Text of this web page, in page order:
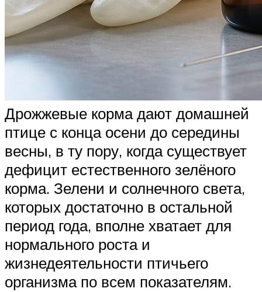
Дрожжевые корма дают домашней
птице с конца осени до середины
весны, в ту пору, когда существует
дефицит естественного зелёного
корма. Зелени и солнечного света,
которых достаточно в остальной
период года, вполне хватает для
нормального роста и
жизнедеятельности птичьего
организма по всем показателям.